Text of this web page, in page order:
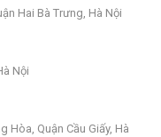
Hai Bà Trưng, Hà Nội
Nội
Hòa, Quận Cầu Giấy, Hà